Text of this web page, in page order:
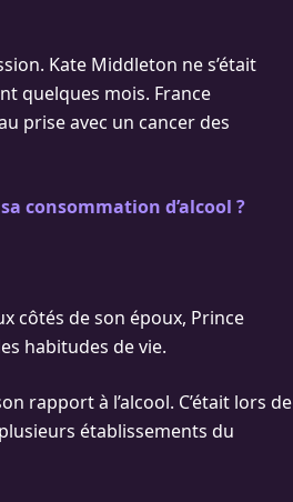
Kate Middleton ne s’était
quelques mois. France
prise avec un cancer des
consommation d’alcool ?
côtés de son époux, Prince
habitudes de vie.
rapport à l’alcool. C’était lors de
établissements du